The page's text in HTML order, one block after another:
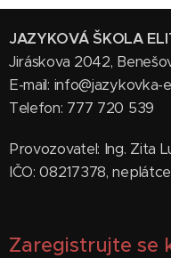
JAZYKOVÁ ŠKOLA
Jiráskova 2042,
E-mail: info@jazykovka-
Telefon: 777 720 539
Provozovatel: Ing. Zita
IČO: 08217378,
Zaregistrujte se